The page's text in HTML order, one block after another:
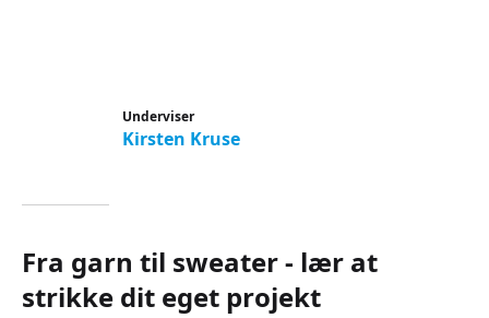
Underviser
Kirsten Kruse
Fra garn til sweater - lær at
strikke dit eget projekt